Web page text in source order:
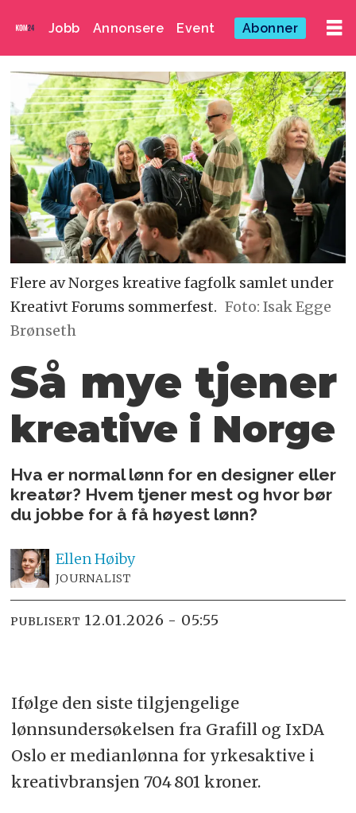
Jobb Annonsere Event Abonner
Flere av Norges kreative fagfolk samlet under
Kreativt Forums sommerfest. Foto: Isak Egge
Brønseth
Så mye tjener
kreative i Norge
Hva er normal lønn for en designer eller
kreatør? Hvem tjener mest og hvor bør
du jobbe for å få høyest lønn?
EllenHøiby
JOURNALIST
PUBLISERT 12.01.2026 - 05:55
Ifølge den siste tilgjengelige
lønnsundersøkelsen fra Grafill og IxDA
Oslo er medianlønna for yrkesaktive i
kreativbransjen 704 801 kroner.